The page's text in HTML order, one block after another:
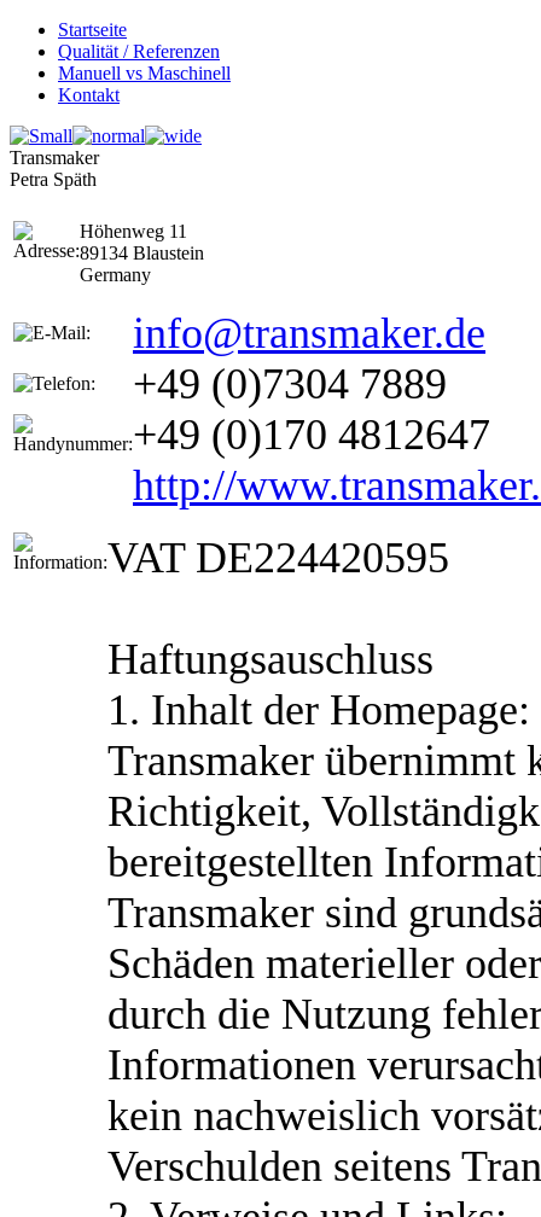
Startseite
Qualität / Referenzen
Manuell vs Maschinell
Kontakt
Transmaker
Petra Späth
Höhenweg 11
89134 Blaustein
Germany
info@transmaker.de
+49 (0)7304 7889
+49 (0)170 4812647
http://
VAT DE224420595
Haftungsauschluss
1. Inhalt der Homepage:
Transmaker
Richtigkeit,
bereitgestellten
Transmaker sind
Schäden materieller
durch die Nutzung
Informationen
kein nachweislich
Verschulden seitens